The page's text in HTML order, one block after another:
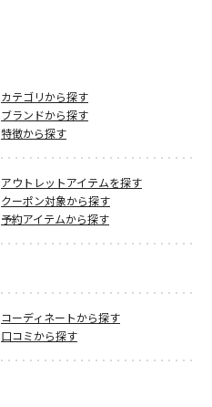
カテゴリから探す
ブランドから探す
特徴から探す
アウトレットアイテムを探す
クーポン対象から探す
予約アイテムから探す
コーディネートから探す
口コミから探す